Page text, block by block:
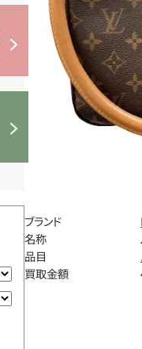
ブランド
名称
品目
買取金額